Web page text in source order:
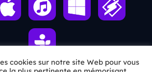
cookies sur notre site Web pour vous